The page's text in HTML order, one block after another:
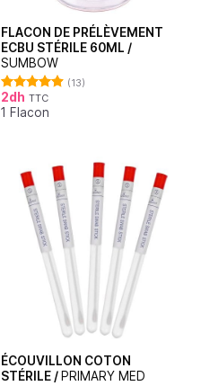
FLACON DE PRÉLÈVEMENT
ECBU STÉRILE 60ML /
SUMBOW
Note 4.92
sur 5
(13)
2dh TTC
1 Flacon
ÉCOUVILLON COTON
STÉRILE / PRIMARY MED